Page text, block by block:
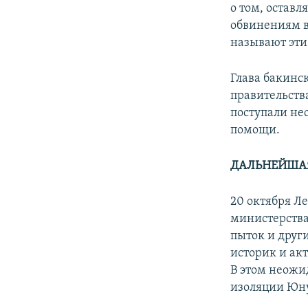
о том,
обвинениям
называют
Глава
поступали
помощи.
20 октября
пыток и
историк и
В этом
изоляции